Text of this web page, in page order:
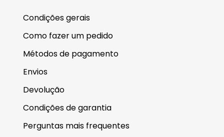
Condições gerais
Como fazer um pedido
Métodos de pagamento
Envios
Devolução
Condições de garantia
Perguntas mais frequentes